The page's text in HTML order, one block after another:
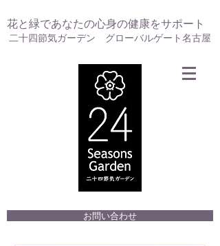
花と緑であなたの心身の健康をサポート
お問い合わせ
二十四節気ガーデン グローバルゲート名古屋